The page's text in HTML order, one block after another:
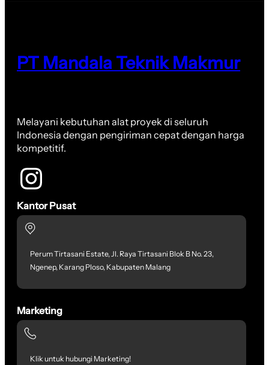
PT Mandala Teknik Makmur
Melayani kebutuhan alat proyek di seluruh
Indonesia dengan pengiriman cepat dengan harga
kompetitif.
Kantor Pusat
Perum Tirtasani Estate, Jl. Raya Tirtasani Blok B No. 23,
Ngenep, Karang Ploso, Kabupaten Malang
Marketing
Klik untuk hubungi Marketing!